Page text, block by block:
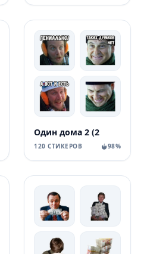
Один дома 2 (2
120 СТИКЕРОВ 98%